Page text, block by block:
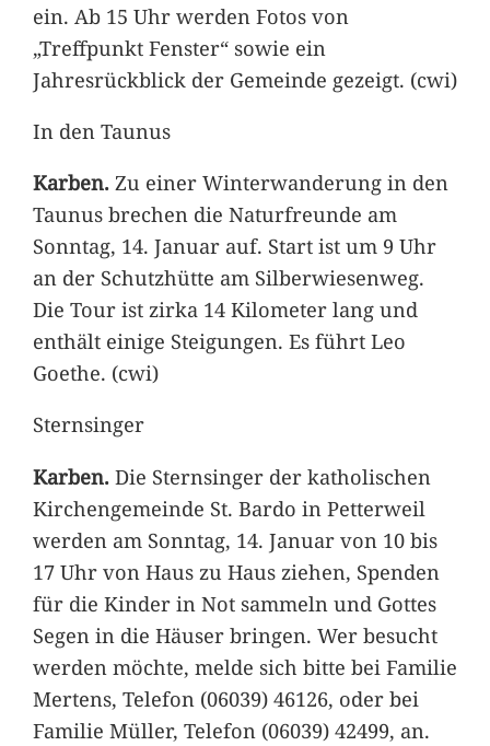
ein. Ab 15 Uhr werden Fotos von
„Treffpunkt Fenster“ sowie ein
Jahresrückblick der Gemeinde gezeigt. (cwi)
In den Taunus
Karben.Zu einer Winterwanderung in den
Taunus brechen die Naturfreunde am
Sonntag, 14. Januar auf. Start ist um 9 Uhr
an der Schutzhütte am Silberwiesenweg.
Die Tour ist zirka 14 Kilometer lang und
enthält einige Steigungen. Es führt Leo
Goethe. (cwi)
Sternsinger
Karben.Die Sternsinger der katholischen
Kirchengemeinde St. Bardo in Petterweil
werden am Sonntag, 14. Januar von 10 bis
17 Uhr von Haus zu Haus ziehen, Spenden
für die Kinder in Not sammeln und Gottes
Segen in die Häuser bringen. Wer besucht
werden möchte, melde sich bitte bei Familie
Mertens, Telefon (06039) 46126, oder bei
Familie Müller, Telefon (06039) 42499, an.